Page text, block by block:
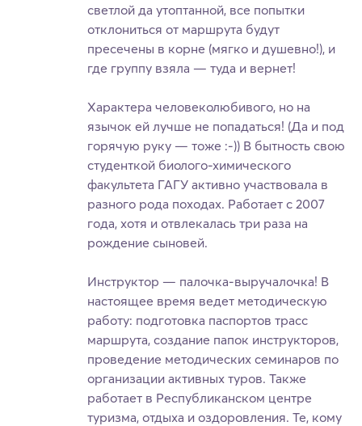
светлой да утоптанной, все попытки
отклониться от маршрута будут
пресечены в корне (мягко и душевно!), и
где группу взяла — туда и вернет!
Характера человеколюбивого, но на
язычок ей лучше не попадаться! (Да и под
горячую руку — тоже :-)) В бытность свою
студенткой биолого-химического
факультета ГАГУ активно участвовала в
разного рода походах. Работает с 2007
года, хотя и отвлекалась три раза на
рождение сыновей.
Инструктор — палочка-выручалочка! В
настоящее время ведет методическую
работу: подготовка паспортов трасс
маршрута, создание папок инструкторов,
проведение методических семинаров по
организации активных туров. Также
работает в Республиканском центре
туризма, отдыха и оздоровления. Те, кому